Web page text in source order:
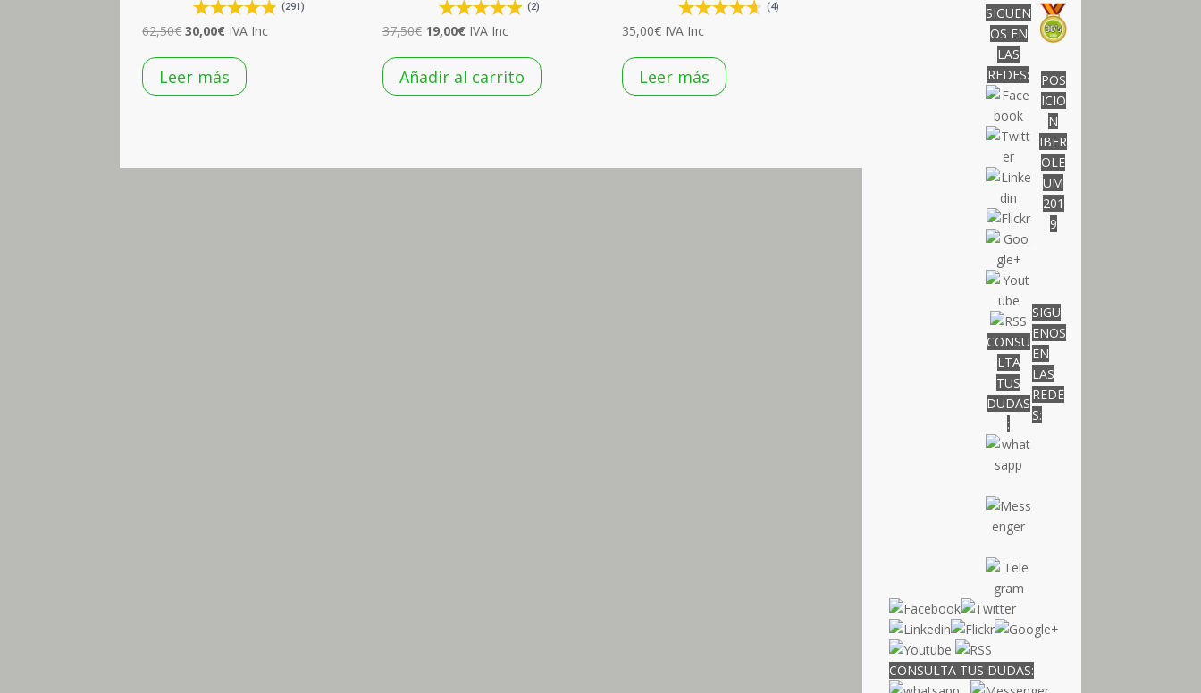
(291)
62,50€El
original
era:
30,00€ El
actual
es:
IVA Inc
Leer más
(2)
37,50€ El
original
era:
19,00€El
actual
es:
IVA Inc
Añadir al carrito
(4)
35,00€ IVA Inc
Leer más
SIGUEN
OS EN
LAS
REDES:
CONSU
LTA
TUS
DUDAS
:
POS
ICIO
N
IBER
OLE
UM
201
9
SIGU
ENOS
EN
LAS
REDE
S:
CONSULTA TUS DUDAS: